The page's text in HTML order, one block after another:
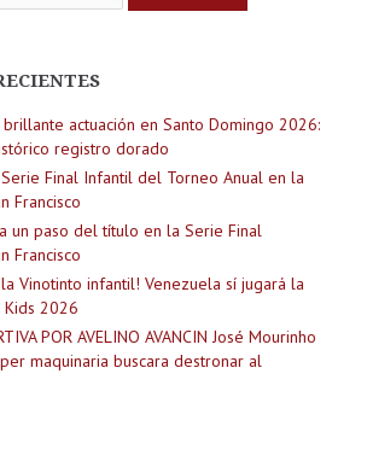
actuación en Santo Domingo 2026:
registro dorado
Final Infantil del Torneo Anual en la
Francisco
un paso del título en la Serie Final
Francisco
Vinotinto infantil! Venezuela sí jugará la
2026
POR AVELINO AVANCIN José Mourinho
maquinaria buscara destronar al